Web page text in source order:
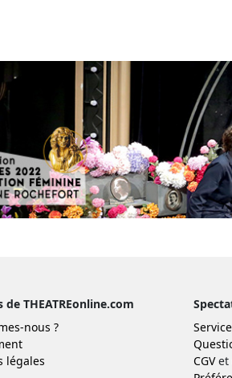
de THEATREonline.com
nous ?
légales
CGVet